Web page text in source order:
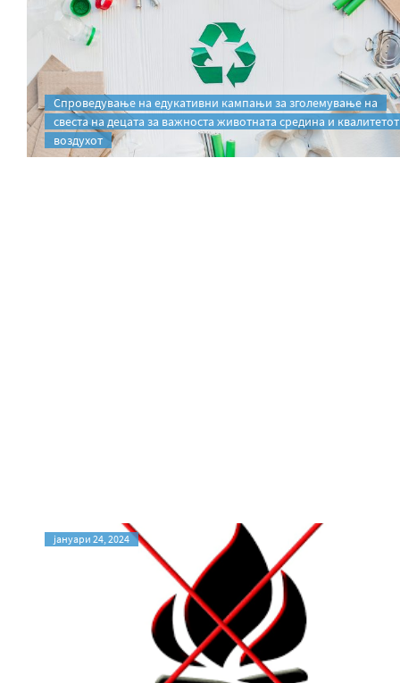
Спроведување на едукативни кампањи за зголемување на
свеста на децата за важноста животната средина и
воздухот
јануари 24, 2024